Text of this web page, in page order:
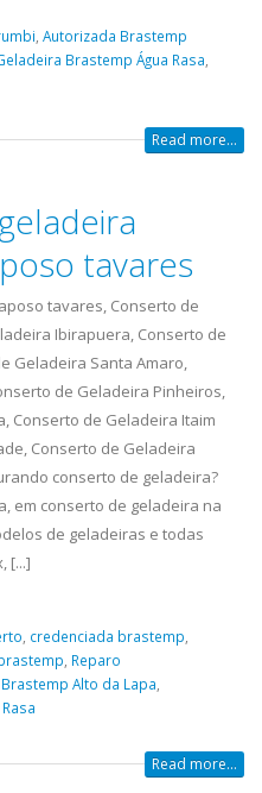
, Autorizada Brastemp
Brastemp Água Rasa,
Read more...
tavares
tavares, Conserto de
Ibirapuera, Conserto de
Geladeira Santa Amaro,
de Geladeira Pinheiros,
Conserto de Geladeira Itaim
Conserto de Geladeira
conserto de geladeira?
em conserto de geladeira na
de geladeiras e todas
[...]
, credenciada brastemp,
, Reparo
Alto da Lapa,
Read more...
19
ASSISTENCIA
BRASTEMP
FREGUESIA
Geladeira Vila Mariana,
Geladeira Santa Amaro,
Geladeira Tatuapé,...